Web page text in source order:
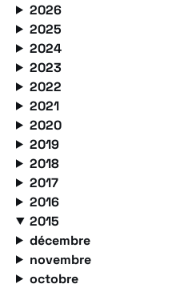
2026
2025
2024
2023
2022
2021
2020
2019
2018
2017
2016
2015
décembre
novembre
octobre